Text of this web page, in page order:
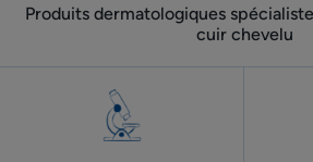
Produits dermatologiques
cuir chevelu